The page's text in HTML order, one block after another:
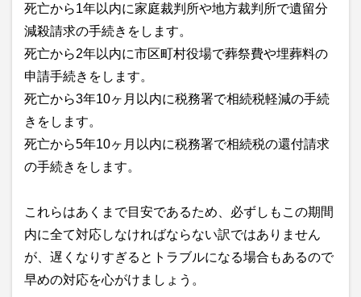
死亡から1年以内に家庭裁判所や地方裁判所で遺留分
減殺請求の手続きをします。
死亡から2年以内に市区町村役場で葬祭費や埋葬料の
申請手続きをします。
死亡から3年10ヶ月以内に税務署で相続税軽減の手続
きをします。
死亡から5年10ヶ月以内に税務署で相続税の還付請求
の手続きをします。
これらはあくまで目安であるため、必ずしもこの期間
内に全て対応しなければならない訳ではありません
が、遅くなりすぎるとトラブルになる場合もあるので
早めの対応を心がけましょう。